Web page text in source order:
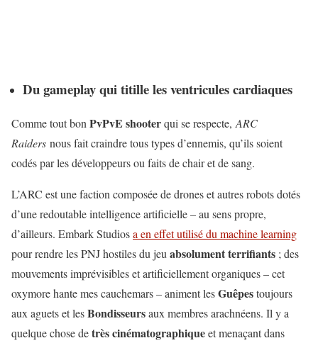
Du gameplay qui titille les ventricules cardiaques
Comme tout bonPvPvE shooterqui se respecte,ARC
Raiders nous fait craindre tous types d’ennemis, qu’ils soient
codés par les développeurs ou faits de chair et de sang.
L’ARC est une faction composée de drones et autres robots dotés
d’une redoutable intelligence artificielle – au sens propre,
d’ailleurs. Embark Studiosa en effet utilisé du machine learning
pour rendre les PNJ hostiles du jeuabsolument terrifiants ; des
mouvements imprévisibles et artificiellement organiques – cet
oxymore hante mes cauchemars – animent lesGuêpestoujours
aux aguets et lesBondisseursaux membres arachnéens. Il y a
quelque chose detrès cinématographiqueet menaçant dans